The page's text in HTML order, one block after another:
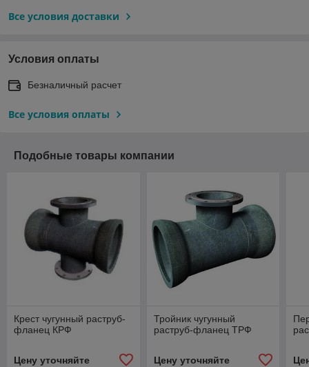
Все условия доставки
Условия оплаты
Безналичный расчет
Все условия оплаты
Подобные товары компании
Крест чугунный раструб-
фланец КРФ
Цену уточняйте
Тройник чугунный
раструб-фланец ТРФ
Цену уточняйте